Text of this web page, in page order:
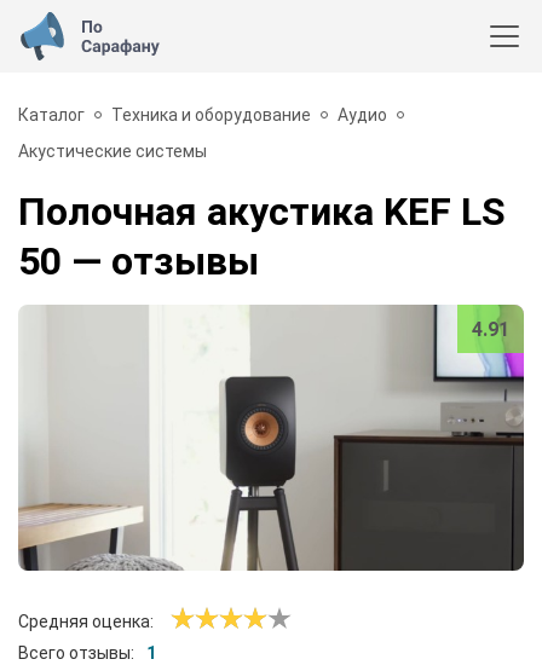
Каталог Техника и оборудование
Аудио
Акустические системы
Полочная акустика KEF LS
50 — отзывы
4.91
Средняя оценка:
Всего отзывы:
1